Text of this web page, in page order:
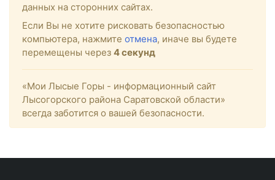
данных на сторонних сайтах.
Если Вы не хотите рисковать безопасностью
компьютера, нажмите отмена, иначе вы будете
перемещены через 4секунд
«Мои Лысые Горы - информационный сайт
Лысогорского района Саратовской области»
всегда заботится о вашей безопасности.